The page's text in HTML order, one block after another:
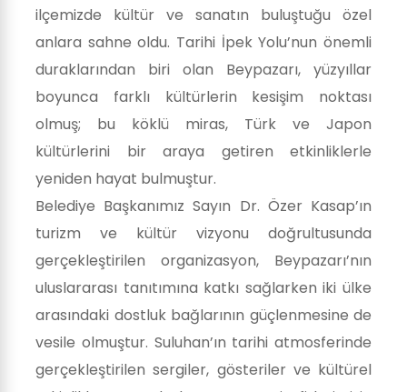
ilçemizde kültür ve sanatın buluştuğu özel
anlara sahne oldu. Tarihi İpek Yolu’nun önemli
duraklarından biri olan Beypazarı, yüzyıllar
boyunca farklı kültürlerin kesişim noktası
olmuş; bu köklü miras, Türk ve Japon
kültürlerini bir araya getiren etkinliklerle
yeniden hayat bulmuştur.
Belediye Başkanımız Sayın Dr. Özer Kasap’ın
turizm ve kültür vizyonu doğrultusunda
gerçekleştirilen organizasyon, Beypazarı’nın
uluslararası tanıtımına katkı sağlarken iki ülke
arasındaki dostluk bağlarının güçlenmesine de
vesile olmuştur. Suluhan’ın tarihi atmosferinde
gerçekleştirilen sergiler, gösteriler ve kültürel